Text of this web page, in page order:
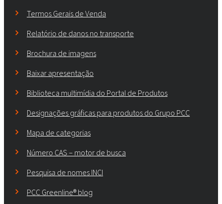
Termos Gerais de Venda
Relatório de danos no transporte
Brochura de imagens
Baixar apresentação
Biblioteca multimídia do Portal de Produtos
Designações gráficas para produtos do Grupo PCC
Mapa de categorias
Número CAS – motor de busca
Pesquisa de nomes INCI
PCC Greenline® blog